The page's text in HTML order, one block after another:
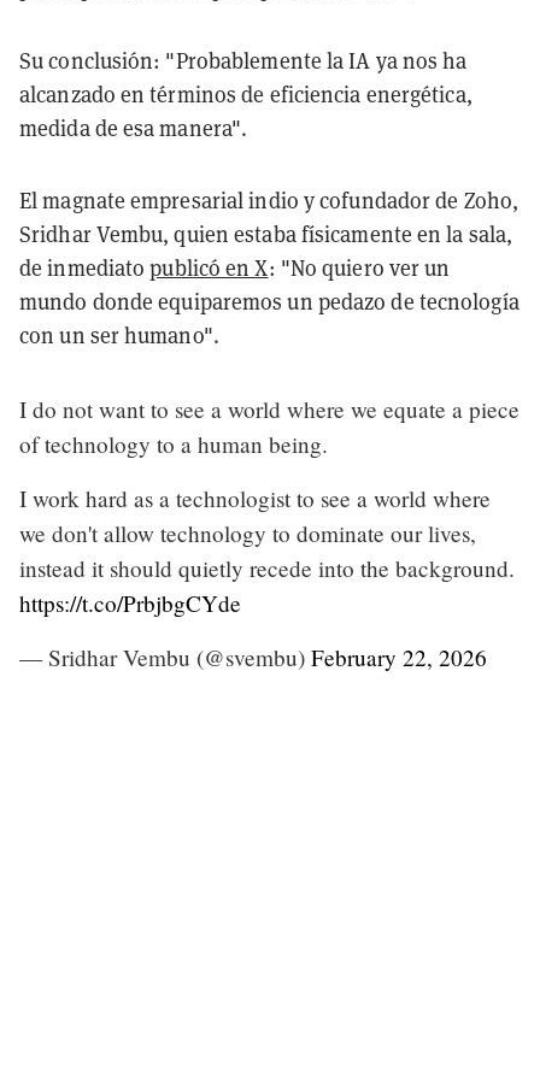
Su conclusión: "Probablemente la IA ya nos ha
alcanzado en términos de eficiencia energética,
medida de esa manera".
El magnate empresarial indio y cofundador de Zoho,
Sridhar Vembu, quien estaba físicamente en la sala,
de inmediatopublicó en X: "No quiero ver un
mundo donde equiparemos un pedazo de tecnología
con un ser humano".
I do not want to see a world where we equate a piece
of technology to a human being.
I work hard as a technologist to see a world where
we don't allow technology to dominate our lives,
instead it should quietly recede into the background.
https://t.co/PrbjbgCYde
— Sridhar Vembu (@svembu) February 22, 2026